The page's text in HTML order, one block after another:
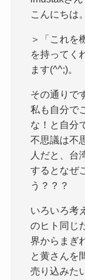
こんにちは
＞「これを
を持ってく
ます(^^;)。
その通りで
私も自分で
な！と自分
不思議は不
人だと、台
するとなぜ
う？？？
いろいろ考
のヒト同じ
界からまぎ
と黄さんを
売り込みた